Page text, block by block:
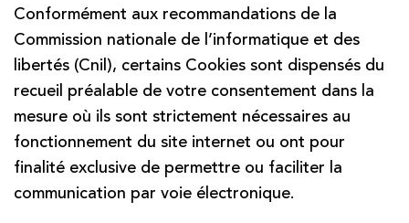
Conformément aux recommandations de la
Commission nationale de l’informatique et des
libertés (Cnil), certains Cookies sont dispensés du
recueil préalable de votre consentement dans la
mesure où ils sont strictement nécessaires au
fonctionnement du site internet ou ont pour
finalité exclusive de permettre ou faciliter la
communication par voie électronique.